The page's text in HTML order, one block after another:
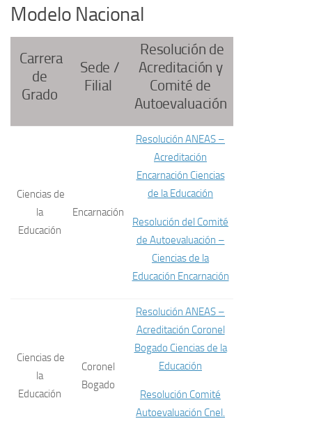
Modelo Nacional
Carrera
de
Grado
Sede /
Filial
Resolución de
Acreditación y
Comité de
Autoevaluación
Ciencias de
la
Educación
Encarnación
Resolución ANEAS –
Acreditación
Encarnación Ciencias
de la Educación
Resolución del Comité
de Autoevaluación –
Ciencias de la
Educación Encarnación
Ciencias de
la
Educación
Coronel
Bogado
Resolución ANEAS –
Acreditación Coronel
Bogado Ciencias de la
Educación
Resolución Comité
Autoevaluación Cnel.